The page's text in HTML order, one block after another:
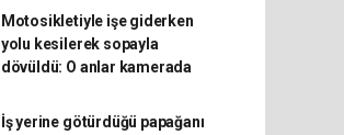
Motosikletiyle işe giderken
yolu kesilerek sopayla
dövüldü: O anlar kamerada
İş yerine götürdüğü papağanı